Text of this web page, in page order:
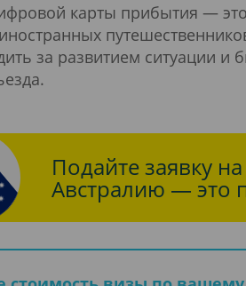
карты прибытия —
за развитием ситуации
Подайте заявку
Австралию — это